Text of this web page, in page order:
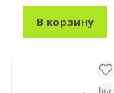
В корзину